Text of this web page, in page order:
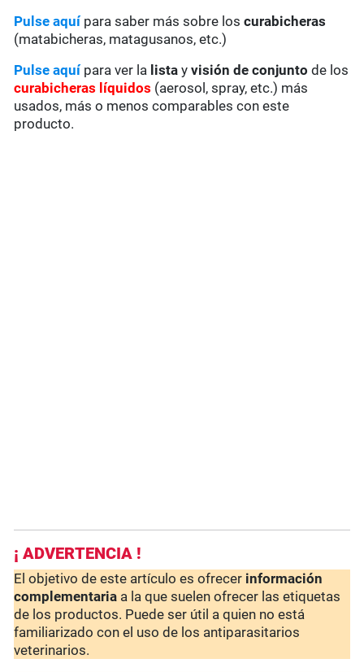
Pulse aquípara saber más sobre loscurabicheras
(matabicheras, matagusanos, etc.)
Pulse aquí para ver la lista yvisión de conjunto de los
curabicheras líquidos (aerosol, spray, etc.) más
usados, más o menos comparables con este
producto.
¡ ADVERTENCIA !
El objetivo de este artículo es ofrecer información
complementaria a la que suelen ofrecer las etiquetas
de los productos. Puede ser útil a quien no está
familiarizado con el uso de los antiparasitarios
veterinarios.